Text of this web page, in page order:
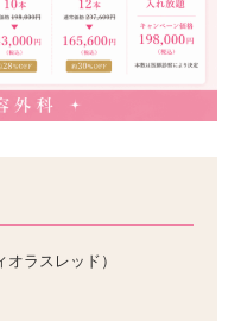
ラスレッド）